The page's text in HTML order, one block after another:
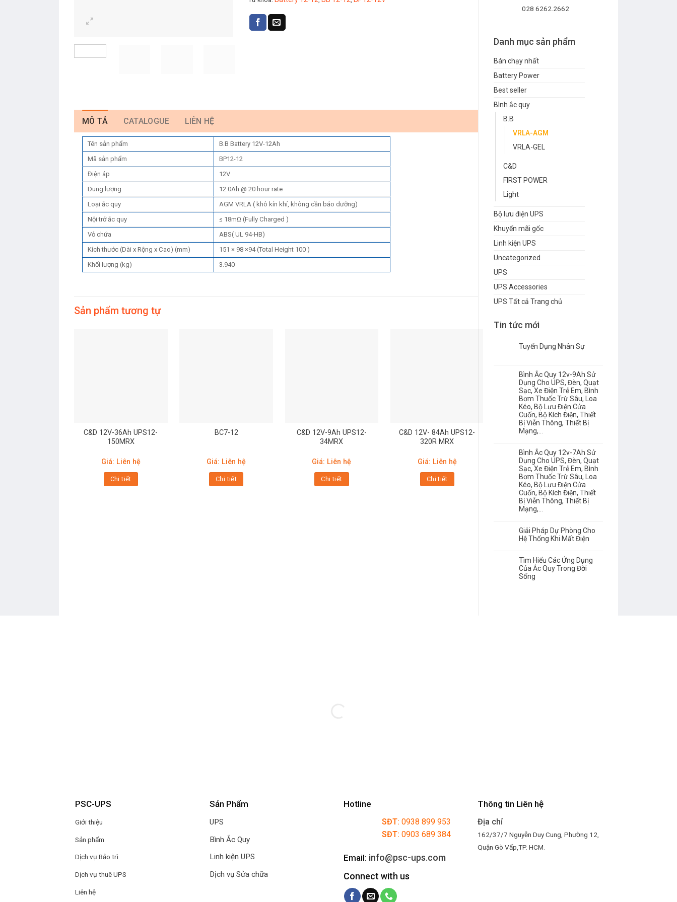
028 6262.2662
Danh mục sản phẩm
Bán chạy nhất
Battery Power
Best seller
Bình ắc quy
B.B
VRLA-AGM
VRLA-GEL
C&D
FIRST POWER
Light
Bộ lưu điện UPS
Khuyến mãi gốc
Linh kiện UPS
Uncategorized
UPS
UPS Accessories
UPS Tất cả Trang chủ
Tin tức mới
Tuyển Dụng Nhân Sự
Bình Ắc Quy 12v-9Ah Sử
Dụng Cho UPS, Đèn, Quạt
Sạc, Xe Điện Trẻ Em, Bình
Bơm Thuốc Trừ Sâu, Loa
Kéo, Bộ Lưu Điện Cửa
Cuốn, Bộ Kích Điện, Thiết
Bị Viễn Thông, Thiết Bị
Mạng,…
Bình Ắc Quy 12v-7Ah Sử
Dụng Cho UPS, Đèn, Quạt
Sạc, Xe Điện Trẻ Em, Bình
Bơm Thuốc Trừ Sâu, Loa
Kéo, Bộ Lưu Điện Cửa
Cuốn, Bộ Kích Điện, Thiết
Bị Viễn Thông, Thiết Bị
Mạng,…
Giải Pháp Dự Phòng Cho
Hệ Thống Khi Mất Điện
Tìm Hiểu Các Ứng Dụng
Của Ắc Quy Trong Đời
Sống
MÔ TẢ CATALOGUE LIÊN HỆ
Tên sản phẩm
B.B Battery 12V-12Ah
Mã sản phẩm
BP12-12
Điện áp
12V
Dung lượng
12.0Ah @ 20 hour rate
Loại ắc quy
AGM VRLA ( khô kín khí, không cần bảo dưỡng)
Nội trở ắc quy
≤ 18mΩ (Fully Charged )
Vỏ chứa
ABS( UL 94-HB)
Kích thước (Dài x Rộng x Cao) (mm)
151 × 98 ×94 (Total Height 100 )
Khối lượng (kg)
3.940
Sản phẩm tương tự
C&D 12V-36Ah UPS12-
150MRX
Giá: Liên hệ
Chi tiết
BC7-12
Giá: Liên hệ
Chi tiết
C&D 12V-9Ah UPS12-
34MRX
Giá: Liên hệ
Chi tiết
C&D 12V- 84Ah UPS12-
320R MRX
Giá: Liên hệ
Chi tiết
BC120-12
Giá: Liên hệ
Chi tiết
PSC-UPS
Giới thiệu
Sản phẩm
Dịch vụ Bảo trì
Dịch vụ thuê UPS
Liên hệ
Sản Phẩm
UPS
Bình Ắc Quy
Linh kiện UPS
Dịch vụ Sửa chữa
Hotline
SĐT: 0938 899 953
SĐT: 0903 689 384
Email: info@psc-ups.com
Connect with us
Thông tin Liên hệ
Địa chỉ
162/37/7 Nguyễn Duy Cung, Phường 12,
Quận Gò Vấp,TP. HCM.